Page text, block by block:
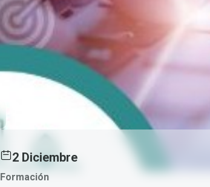
2 Diciembre
Formación